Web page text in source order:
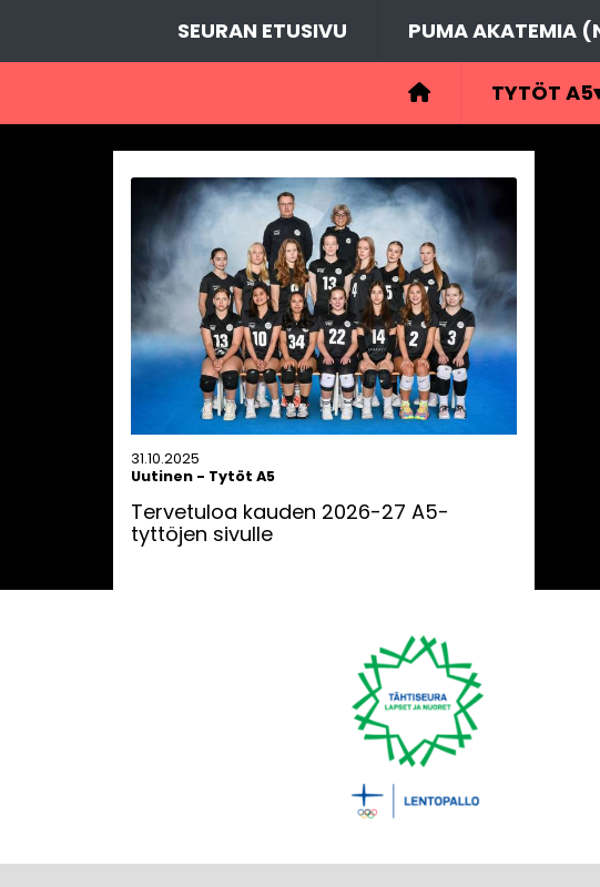
SEURAN ETUSIVU PUMA AKATEMIA
TYTÖT A5
31.10.2025
Uutinen - Tytöt A5
Tervetuloa kauden 2026-27 A5-
tyttöjen sivulle